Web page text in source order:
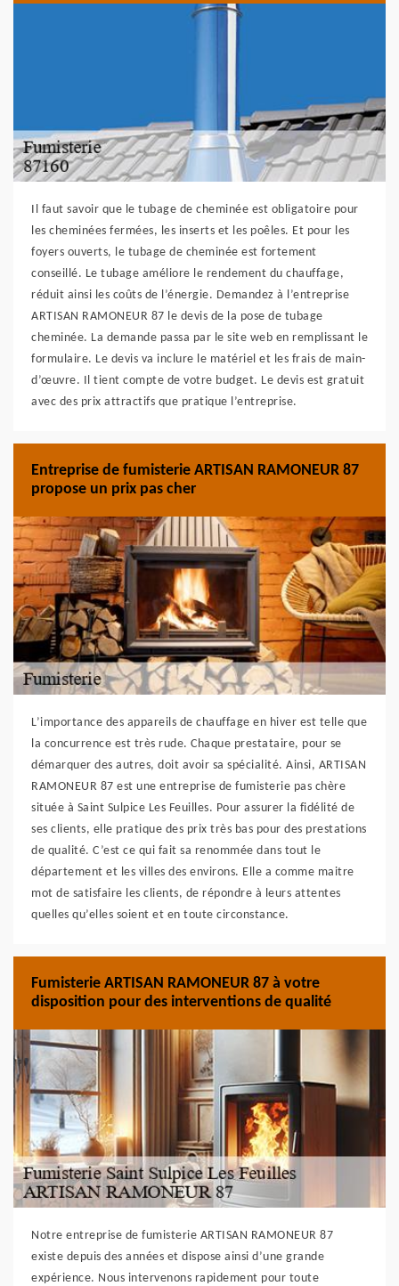
Il faut savoir que le tubage de cheminée est obligatoire pour
les cheminées fermées, les inserts et les poêles. Et pour les
foyers ouverts, le tubage de cheminée est fortement
conseillé. Le tubage améliore le rendement du chauffage,
réduit ainsi les coûts de l’énergie. Demandez à l’entreprise
ARTISAN RAMONEUR 87 le devis de la pose de tubage
cheminée. La demande passa par le site web en remplissant le
formulaire. Le devis va inclure le matériel et les frais de main-
d’œuvre. Il tient compte de votre budget. Le devis est gratuit
avec des prix attractifs que pratique l’entreprise.
Entreprise de fumisterie ARTISAN RAMONEUR 87
propose un prix pas cher
L’importance des appareils de chauffage en hiver est telle que
la concurrence est très rude. Chaque prestataire, pour se
démarquer des autres, doit avoir sa spécialité. Ainsi, ARTISAN
RAMONEUR 87 est une entreprise de fumisterie pas chère
située à Saint Sulpice Les Feuilles. Pour assurer la fidélité de
ses clients, elle pratique des prix très bas pour des prestations
de qualité. C’est ce qui fait sa renommée dans tout le
département et les villes des environs. Elle a comme maitre
mot de satisfaire les clients, de répondre à leurs attentes
quelles qu’elles soient et en toute circonstance.
Fumisterie ARTISAN RAMONEUR 87 à votre
disposition pour des interventions de qualité
Notre entreprise de fumisterie ARTISAN RAMONEUR 87
existe depuis des années et dispose ainsi d’une grande
expérience. Nous intervenons rapidement pour toute